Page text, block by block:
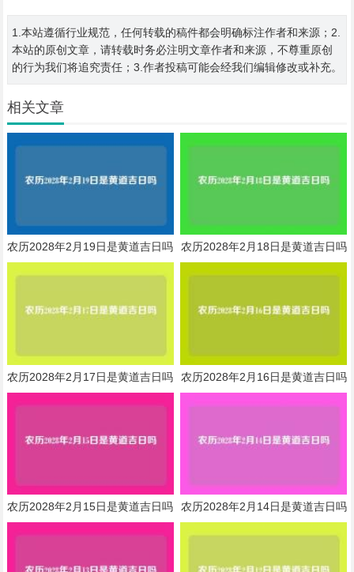
1.本站遵循行业规范，任何转载的稿件都会明确标注作者和来源；2.
本站的原创文章，请转载时务必注明文章作者和来源，不尊重原创
的行为我们将追究责任；3.作者投稿可能会经我们编辑修改或补充。
相关文章
农历2028年2月19日是黄道吉日吗 农历2028年2月18日是黄道吉日吗
农历2028年2月17日是黄道吉日吗 农历2028年2月16日是黄道吉日吗
农历2028年2月15日是黄道吉日吗 农历2028年2月14日是黄道吉日吗